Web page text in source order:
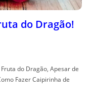
do Dragão!
do Dragão, Apesar de
Fazer Caipirinha de